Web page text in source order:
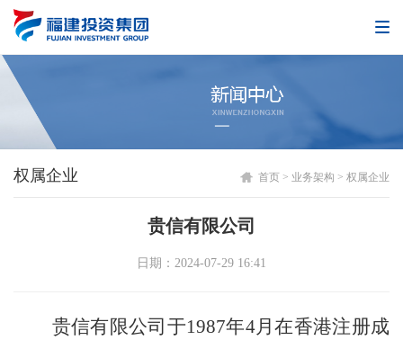
权属企业 首页 > 业务架构 > 权属企业
贵信有限公司
日期：2024-07-29 16:41
贵信有限公司于1987年4月在香港注册成